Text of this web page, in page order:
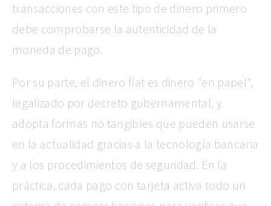
transacciones con este tipo de dinero primero
debe comprobarse la autenticidad de la
moneda de pago.
Por su parte, el dinero fíat es dinero "en papel",
legalizado por decreto gubernamental, y
adopta formas no tangibles que pueden usarse
en la actualidad gracias a la tecnología bancaria
y a los procedimientos de seguridad. En la
práctica, cada pago con tarjeta activa todo un